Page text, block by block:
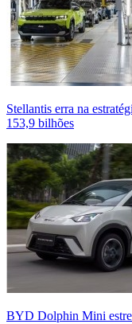
Stellantis erra na
153,9 bilhões
BYD Dolphin Mini